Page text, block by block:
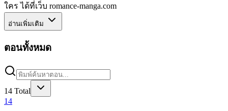
ใคร ได้ที่เว็บ romance-manga.com
อ่านเพิ่มเติม
ตอนทั้งหมด
14 Total
14